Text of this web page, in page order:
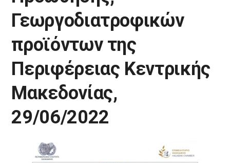
Γεωργοδιατροφικών
προϊόντων της
Περιφέρειας Κεντρικής
Μακεδονίας,
29/06/2022